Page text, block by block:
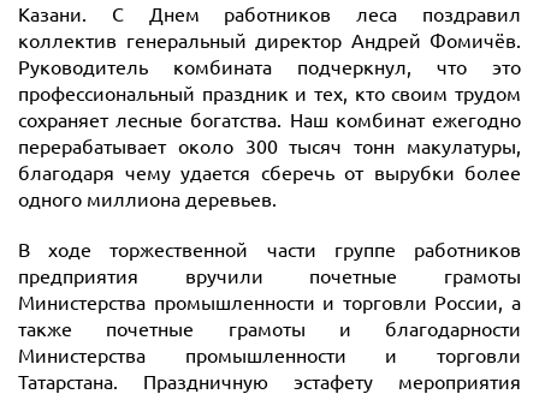
Казани. С Днем работников леса поздравил
коллектив генеральный директор Андрей Фомичёв.
Руководитель комбината подчеркнул, что это
профессиональный праздник и тех, кто своим трудом
сохраняет лесные богатства. Наш комбинат ежегодно
перерабатывает около 300 тысяч тонн макулатуры,
благодаря чему удается сберечь от вырубки более
одного миллиона деревьев.
В ходе торжественной части группе работников
предприятия вручили почетные грамоты
Министерства промышленности и торговли России, а
также почетные грамоты и благодарности
Министерства промышленности и торговли
Татарстана. Праздничную эстафету мероприятия